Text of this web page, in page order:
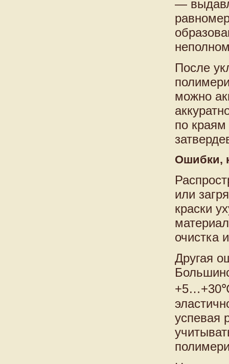
—
После
можно
по
Ошибки,
или
краски
очистка
Другая
успевая